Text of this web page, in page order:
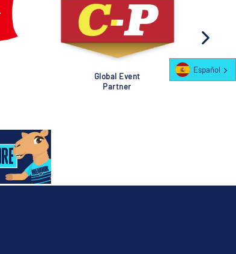
Global Event
Partner
Español